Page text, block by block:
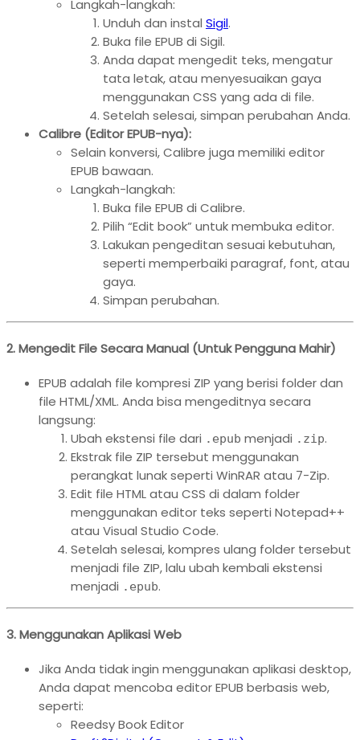
Langkah-langkah:
Unduh dan instal Sigil.
Buka file EPUB di Sigil.
Anda dapat mengedit teks, mengatur
tata letak, atau menyesuaikan gaya
menggunakan CSS yang ada di file.
Setelah selesai, simpan perubahan Anda.
Calibre (Editor EPUB-nya):
Selain konversi, Calibre juga memiliki editor
EPUB bawaan.
Langkah-langkah:
Buka file EPUB di Calibre.
Pilih “Edit book” untuk membuka editor.
Lakukan pengeditan sesuai kebutuhan,
seperti memperbaiki paragraf, font, atau
gaya.
Simpan perubahan.
2. Mengedit File Secara Manual (Untuk Pengguna Mahir)
EPUB adalah file kompresi ZIP yang berisi folder dan
file HTML/XML. Anda bisa mengeditnya secara
langsung:
Ubah ekstensi file dari .epub menjadi .zip.
Ekstrak file ZIP tersebut menggunakan
perangkat lunak seperti WinRAR atau 7-Zip.
Edit file HTML atau CSS di dalam folder
menggunakan editor teks seperti Notepad++
atau Visual Studio Code.
Setelah selesai, kompres ulang folder tersebut
menjadi file ZIP, lalu ubah kembali ekstensi
menjadi .epub.
3. Menggunakan Aplikasi Web
Jika Anda tidak ingin menggunakan aplikasi desktop,
Anda dapat mencoba editor EPUB berbasis web,
seperti:
Reedsy Book Editor